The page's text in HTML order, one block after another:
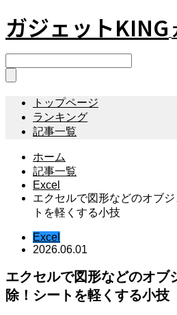
ガジェットKING
トップページ
ランキング
記事一覧
ホーム
記事一覧
Excel
エクセルで図形などのオブ
トを軽くする小技
Excel
2026.06.01
エクセルで図形などのオブ
除！シートを軽くする小技